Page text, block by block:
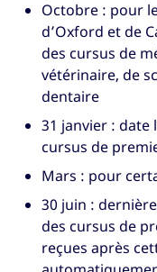
Octobre : pour
d’Oxford et de
des cursus de
vétérinaire, de
dentaire
31 janvier :
cursus de
Mars : pour
30 juin :
des cursus de
reçues après